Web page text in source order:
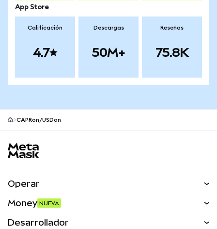
App Store
Calificación
4.7
Descargas
50M+
Reseñas
75.8K
CAPRon/USDon
Operar
Money NUEVA
Desarrollador